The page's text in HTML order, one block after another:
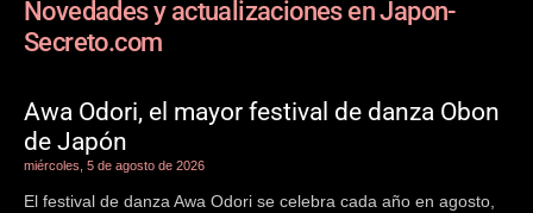
Novedades y actualizaciones en Japon-
Secreto.com
Awa Odori, el mayor festival de danza Obon
de Japón
miércoles, 5 de agosto de 2026
El festival de danza Awa Odori se celebra cada año en agosto,